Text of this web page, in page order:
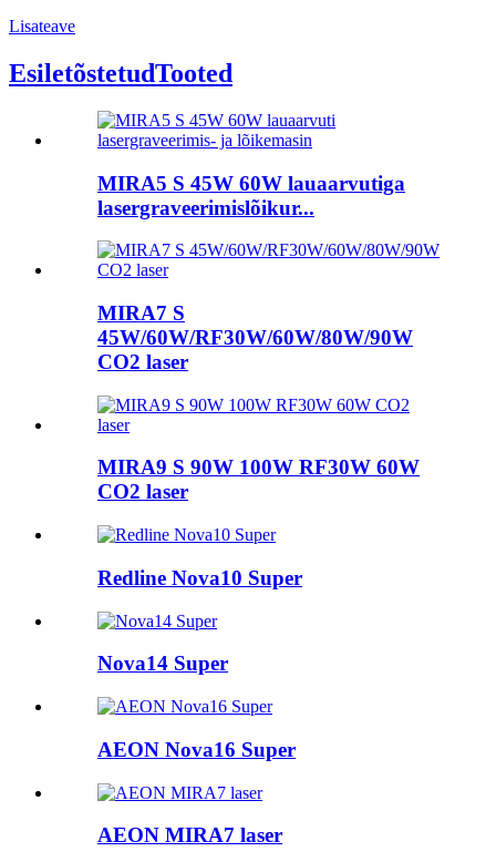
Lisateave
EsiletõstetudTooted
MIRA5 S 45W 60W lauaarvutiga
lasergraveerimislõikur...
MIRA7 S
45W/60W/RF30W/60W/80W/90W
CO2 laser
MIRA9 S 90W 100W RF30W 60W
CO2 laser
Redline Nova10 Super
Nova14 Super
AEON Nova16 Super
AEON MIRA7 laser